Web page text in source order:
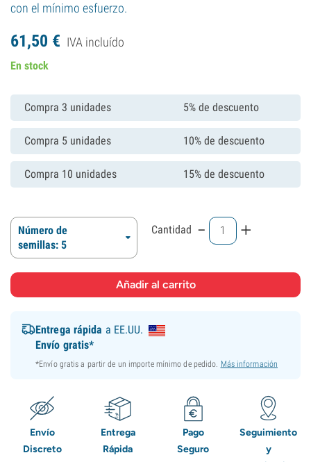
con el mínimo esfuerzo.
61,50 € IVA incluído
En stock
Compra 3 unidades 5% de descuento
Compra 5 unidades 10% de descuento
Compra 10 unidades 15% de descuento
Número de
semillas: 5
Cantidad - +
Entrega rápida a EE.UU.
Envío gratis*
*Envío gratis a partir de un importe mínimo de pedido. Más información
Envío
Discreto
Entrega
Rápida
Pago
Seguro
Seguimiento
y